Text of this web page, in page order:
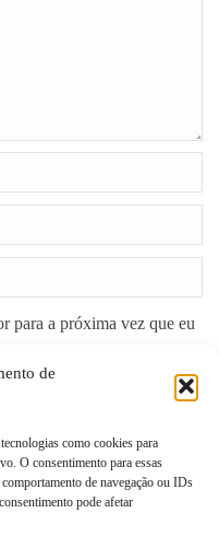
de
como cookies para
O consentimento para essas
de navegação ou IDs
pode afetar
para a próxima vez que eu